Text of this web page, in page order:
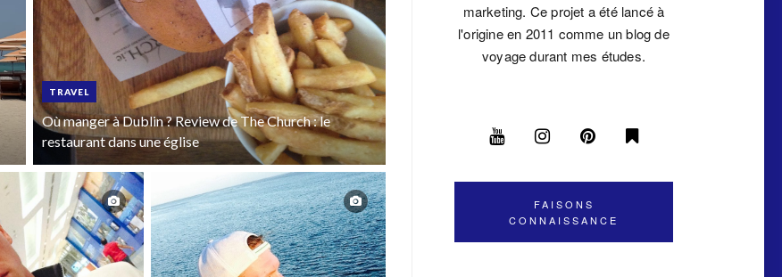
TRAVEL
Où manger à Dublin ? Review de The Church : le
restaurant dans une église
marketing. Ce projet a été lancé à
l'origine en 2011 comme un blog de
voyage durant mes études.
FAISONS
CONNAISSANCE